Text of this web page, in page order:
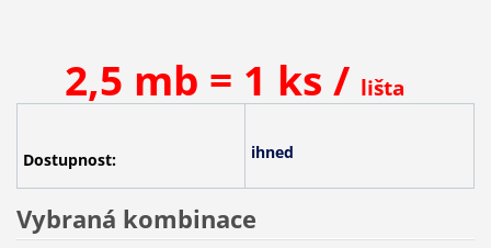
2,5 mb = 1 ks / lišta
Dostupnost: ihned
Vybraná kombinace